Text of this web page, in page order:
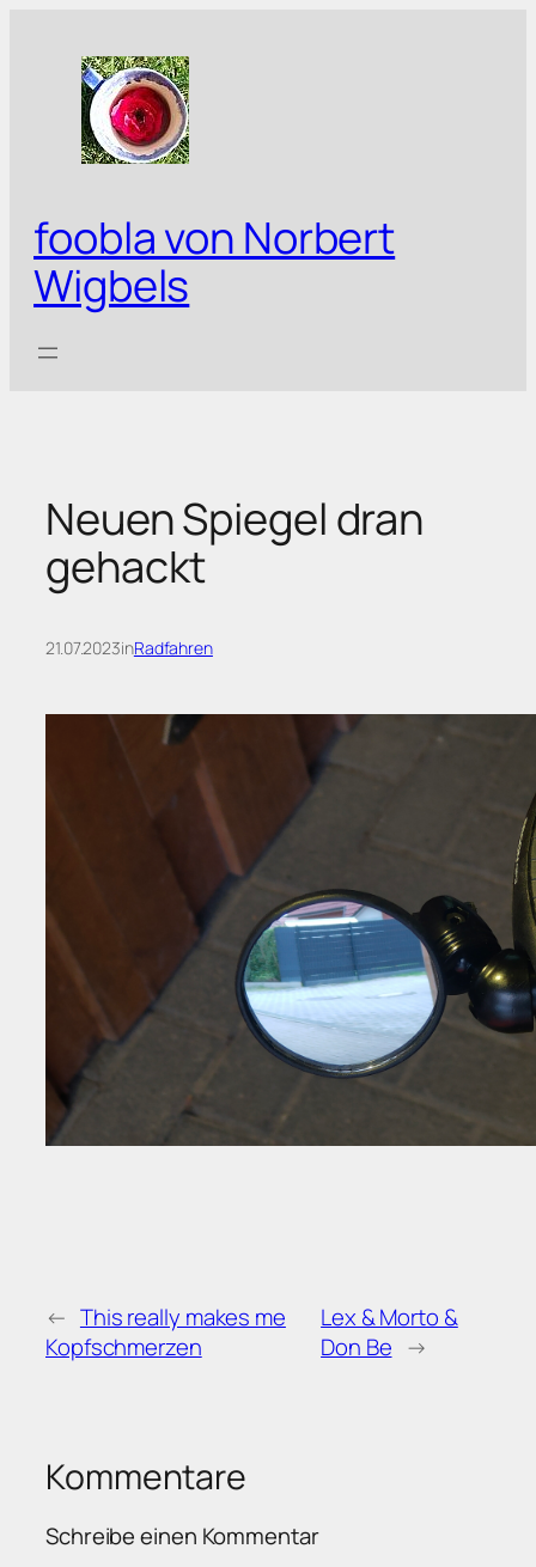
springen
foobla von Norbert
Wigbels
Neuen Spiegel dran
gehackt
21.07.2023inRadfahren
← This really makes me
Kopfschmerzen
Lex & Morto &
Don Be →
Kommentare
Schreibe einen Kommentar